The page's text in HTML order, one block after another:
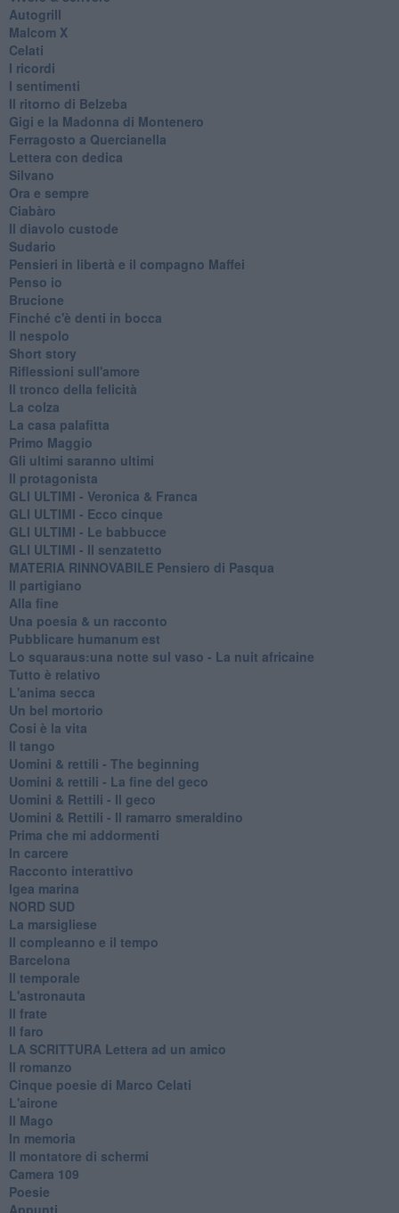
Autogrill
Malcom X
Celati
I ricordi
I sentimenti
Il ritorno di Belzeba
Gigi e la Madonna di Montenero
Ferragosto a Quercianella
Lettera con dedica
Silvano
Ora e sempre
Ciabàro
Il diavolo custode
Sudario
Pensieri in libertà e il compagno Maffei
Penso io
Brucione
Finché c'è denti in bocca
Il nespolo
Short story
Riflessioni sull'amore
Il tronco della felicità
La colza
La casa palafitta
Primo Maggio
Gli ultimi saranno ultimi
Il protagonista
GLI ULTIMI - Veronica & Franca
GLI ULTIMI - Ecco cinque
GLI ULTIMI - Le babbucce
GLI ULTIMI - Il senzatetto
MATERIA RINNOVABILE Pensiero di Pasqua
Il partigiano
Alla fine
Una poesia & un racconto
Pubblicare humanum est
Lo squaraus:una notte sul vaso - La nuit africaine
Tutto è relativo
L'anima secca
Un bel mortorio
Cosi è la vita
Il tango
​Uomini & rettili - The beginning
​Uomini & rettili - La fine del geco
Uomini & Rettili - Il geco
Uomini & Rettili - Il ramarro smeraldino
Prima che mi addormenti
In carcere
Racconto interattivo
Igea marina
​NORD SUD
La marsigliese
Il compleanno e il tempo
Barcelona
Il temporale
L'astronauta
Il frate
Il faro
​LA SCRITTURA Lettera ad un amico
Il romanzo
Cinque poesie di Marco Celati
L'airone
Il Mago
In memoria
Il montatore di schermi
Camera 109
Poesie
Appunti